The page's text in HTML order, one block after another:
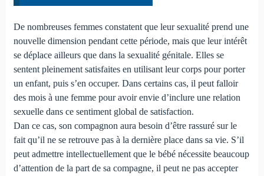
De nombreuses femmes constatent que leur sexualité prend une
nouvelle dimension pendant cette période, mais que leur intérêt
se déplace ailleurs que dans la sexualité génitale. Elles se
sentent pleinement satisfaites en utilisant leur corps pour porter
un enfant, puis s’en occuper. Dans certains cas, il peut falloir
des mois à une femme pour avoir envie d’inclure une relation
sexuelle dans ce sentiment global de satisfaction.
Dan ce cas, son compagnon aura besoin d’être rassuré sur le
fait qu’il ne se retrouve pas à la dernière place dans sa vie. S’il
peut admettre intellectuellement que le bébé nécessite beaucoup
d’attention de la part de sa compagne, il peut ne pas accepter